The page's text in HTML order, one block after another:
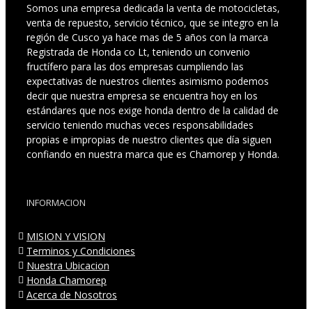
Somos una empresa dedicada la venta de motocicletas,
venta de repuesto, servicio técnico, que se integro en la
región de Cusco ya hace mas de 5 años con la marca
Registrada de Honda co Lt, teniendo un convenio
fructífero para las dos empresas cumpliendo las
expectativas de nuestros clientes asimismo podemos
decir que nuestra empresa se encuentra hoy en los
estándares que nos exige honda dentro de la calidad de
servicio teniendo muchas veces responsabilidades
propias e impropias de nuestro clientes que día siguen
confiando en nuestra marca que es Chamorep y Honda.
INFORMACION
MISION Y VISION
Terminos y Condiciones
Nuestra Ubicacion
Honda Chamorep
Acerca de Nosotros